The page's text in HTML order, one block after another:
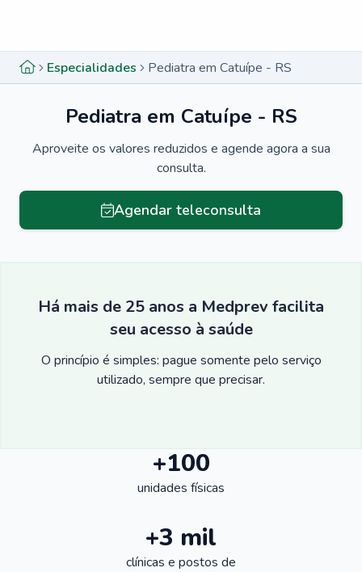
Especialidades Pediatra em Catuípe - RS
Pediatra em Catuípe - RS
Aproveite os valores reduzidos e agende agora a sua
consulta.
Agendar teleconsulta
Há mais de 25 anos a Medprev facilita
seu acesso à saúde
O princípio é simples: pague somente pelo serviço
utilizado, sempre que precisar.
+100
unidades físicas
+3 mil
clínicas e postos de